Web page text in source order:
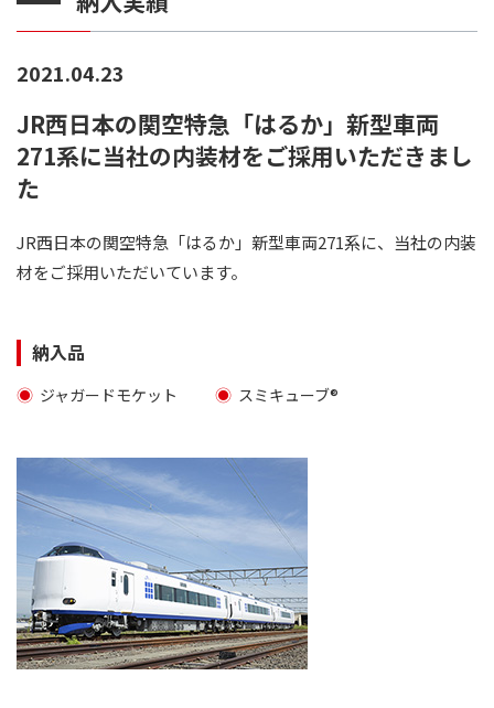
2021.04.23
JR西日本の関空特急「はるか」新型車両
271系に当社の内装材をご採用いただきまし
た
JR西日本の関空特急「はるか」新型車両271系に、当社の内装
材をご採用いただいています。
納入品
ジャガードモケット スミキューブ®